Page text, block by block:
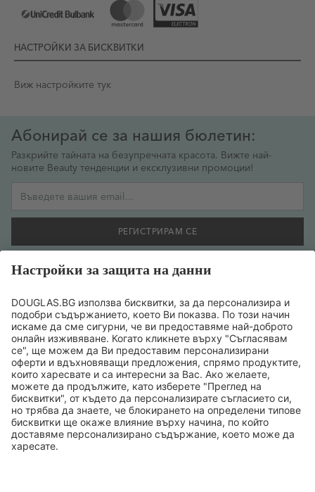
НАСТРОЙКИ ЗА БИСКВИТКИ
Виж настройките тук
Абонирай се за нашия бюлетин:
Разкрийте тайната на безупречната красота. Вижте най-
новите Beauty тенденции и ексклузивни промоции!
РЕГИСТРИРАМ СЕ
предоставената от мен информация да се обработва
ТОП БРАНДОВЕ
ТОП ПРОДУКТИ
ТОП КАТЕГОРИИ